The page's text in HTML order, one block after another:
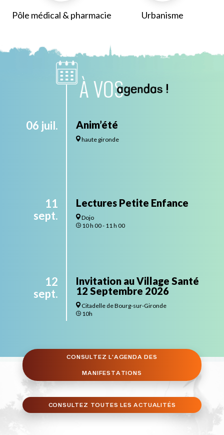
Pôle médical & pharmacie Urbanisme
06 juil. Anim’été
haute gironde
11
sept.
Lectures Petite Enfance
Dojo
10 h 00 - 11 h 00
12
sept.
Invitation au Village Santé
12 Septembre 2026
Citadelle de Bourg-sur-Gironde
10h
CONSULTEZ L'AGENDA DES
MANIFESTATIONS
CONSULTEZ TOUTES LES ACTUALITÉS